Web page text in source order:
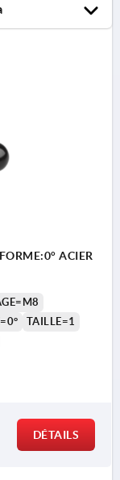
ACIER
TAILLE=1
DÉTAILS